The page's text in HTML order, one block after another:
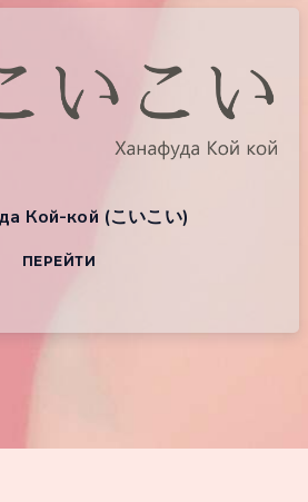
Кой-кой (こいこい)
ПЕРЕЙТИ